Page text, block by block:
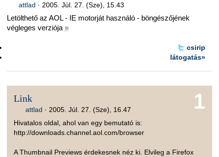
attlad · 2005. Júl. 27. (Sze), 15.43
Letölthető az AOL - IE motorját használó - böngészőjének
végleges verziója ■
csirip
látogatás»
1
Link
attlad · 2005. Júl. 27. (Sze), 16.47
Hivatalos oldal, ahol van egy bemutató is:
http://downloads.channel.aol.com/browser
A Thumbnail Previews érdekesnek néz ki. Elvileg a Firefox